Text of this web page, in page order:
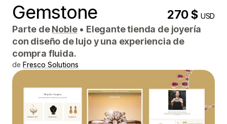
Gemstone 270 $USD
Parte deNoble • Elegante tienda de joyería
con diseño de lujo y una experiencia de
compra fluida.
de Fresco Solutions